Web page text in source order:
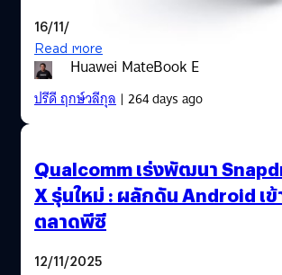
Huawei MateBook E
16/11/2025
Read More
ปรีดี ฤกษ์วลีกุล| 264 days ago
Qualcomm เร่งพัฒนา
X รุ่นใหม่ : ผลักดัน Android เข้
ตลาดพีซี
12/11/2025